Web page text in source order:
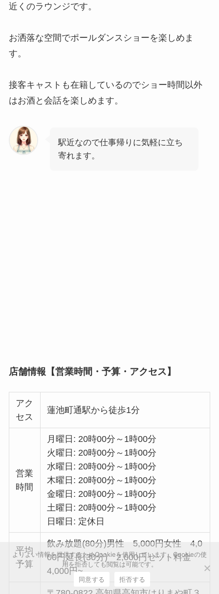
近くのラウンジです。
お洒落な空間でポールダンスショーを楽しめま
す。
接客キャストも在籍しているのでショー時間以外
はお酒と会話を楽しめます。
駅近なので仕事帰りに気軽に立ち
寄れます。
店舗情報【営業時間・予算・アクセス】
アク
セス
蓮池町通駅から徒歩1分
営業
時間
月曜日: 20時00分～1時00分
火曜日: 20時00分～1時00分
水曜日: 20時00分～1時00分
木曜日: 20時00分～1時00分
金曜日: 20時00分～1時00分
土曜日: 20時00分～1時00分
日曜日: 定休日
平均
予算
飲み放題(80分)男性 5,000円女性 4,0
00円延長(30分) 2,000円セット料金
4,000円~
よりよい情報を提供するためCookieを使用しています。Cookieの使
用を拒否しても閲覧は可能です。
同意する
拒否する